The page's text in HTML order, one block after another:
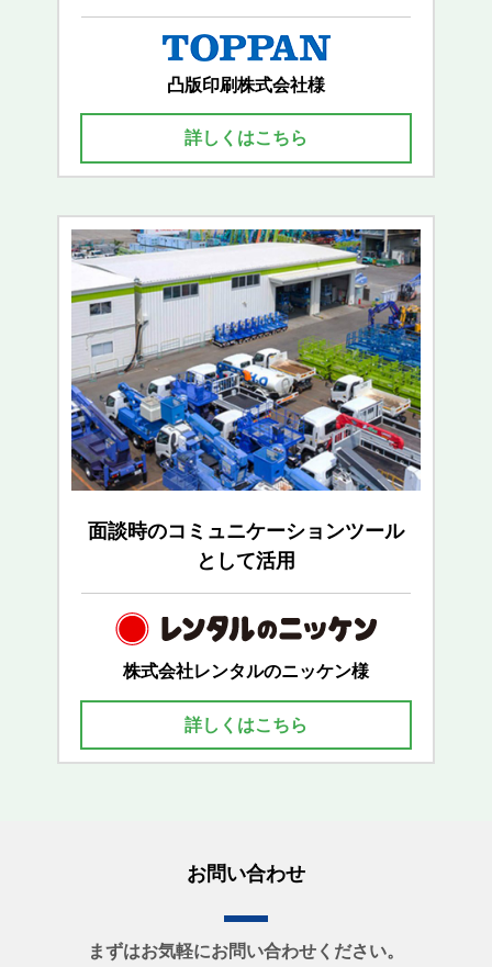
凸版印刷株式会社様
詳しくはこちら
面談時のコミュニケーションツール
として活用
株式会社レンタルのニッケン様
詳しくはこちら
お問い合わせ
まずはお気軽にお問い合わせください。